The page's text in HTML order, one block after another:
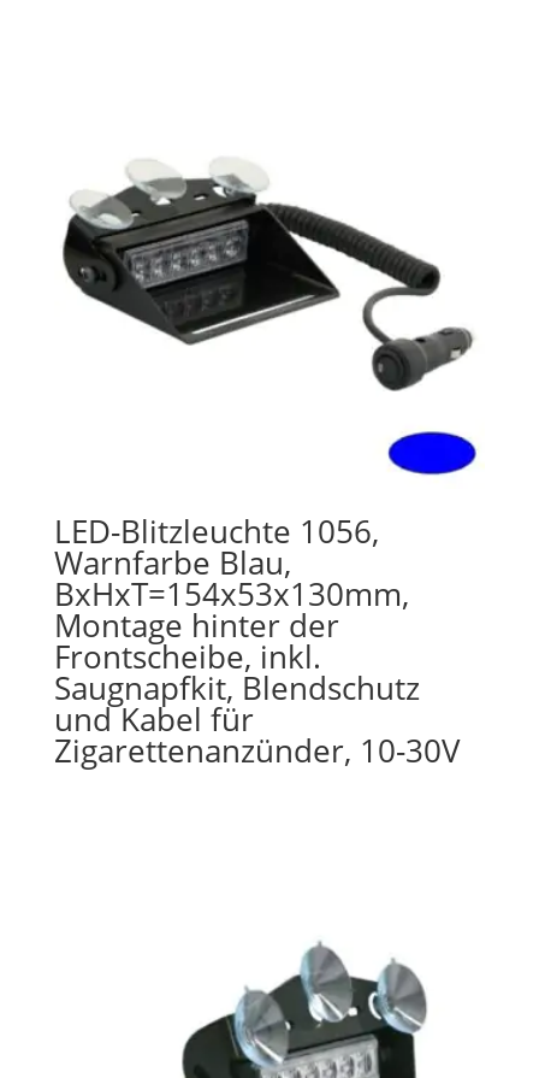
LED-Blitzleuchte 1056,
Warnfarbe Blau,
BxHxT=154x53x130mm,
Montage hinter der
Frontscheibe, inkl.
Saugnapfkit, Blendschutz
und Kabel für
Zigarettenanzünder, 10-30V